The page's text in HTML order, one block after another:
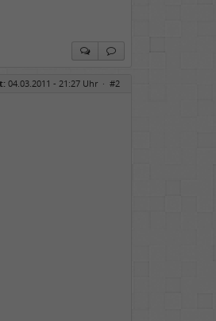
04.03.2011 - 21:27 Uhr · #2